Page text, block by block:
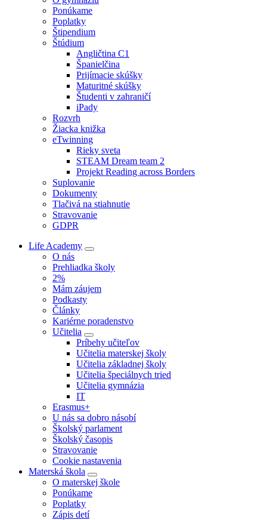
Ponúkame
Poplatky
Štipendium
Štúdium
Angličtina C1
Španielčina
Prijímacie skúšky
Maturitné skúšky
Študenti v zahraničí
iPady
Rozvrh
Žiacka knižka
eTwinning
Rieky sveta
STEAM Dream team 2
Projekt Reading across Borders
Suplovanie
Dokumenty
Tlačivá na stiahnutie
Stravovanie
GDPR
Life Academy
O nás
Prehliadka školy
2%
Mám záujem
Podkasty
Články
Kariérne poradenstvo
Učitelia
Príbehy učiteľov
Učitelia materskej školy
Učitelia základnej školy
Učitelia špeciálnych tried
Učitelia gymnázia
IT
Erasmus+
U nás sa dobro násobí
Školský parlament
Školský časopis
Stravovanie
Cookie nastavenia
Materská škola
O materskej škole
Ponúkame
Poplatky
Zápis detí